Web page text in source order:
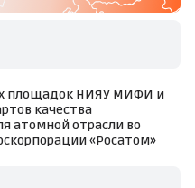
площадок НИЯУ МИФИ и
качества
атомной отрасли во
«Росатом»